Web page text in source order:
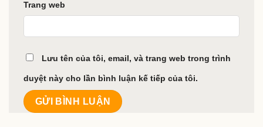
Trang web
Lưu tên của tôi, email, và trang web trong trình
duyệt này cho lần bình luận kế tiếp của tôi.